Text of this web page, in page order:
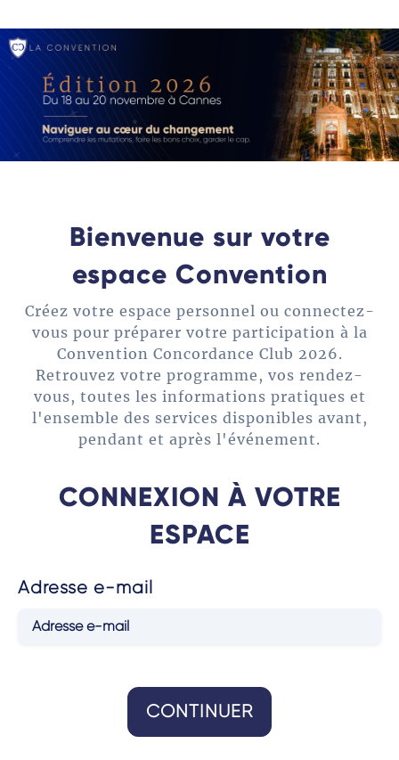
Bienvenue sur votre
espace Convention
Créez votre espace personnel ou connectez-
vous pour préparer votre participation à la
Convention Concordance Club 2026.
Retrouvez votre programme, vos rendez-
vous, toutes les informations pratiques et
l'ensemble des services disponibles avant,
pendant et après l'événement.
CONNEXION À VOTRE
ESPACE
Adresse e-mail